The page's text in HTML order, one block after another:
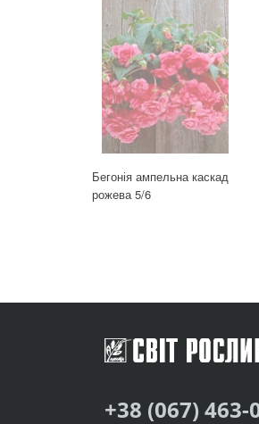
Бегонія ампельна каскад
рожева 5/6
+38 (067) 463-